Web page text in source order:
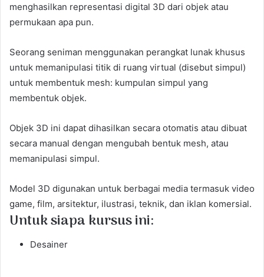
menghasilkan representasi digital 3D dari objek atau
permukaan apa pun.
Seorang seniman menggunakan perangkat lunak khusus
untuk memanipulasi titik di ruang virtual (disebut simpul)
untuk membentuk mesh: kumpulan simpul yang
membentuk objek.
Objek 3D ini dapat dihasilkan secara otomatis atau dibuat
secara manual dengan mengubah bentuk mesh, atau
memanipulasi simpul.
Model 3D digunakan untuk berbagai media termasuk video
game, film, arsitektur, ilustrasi, teknik, dan iklan komersial.
Untuk siapa kursus ini:
Desainer